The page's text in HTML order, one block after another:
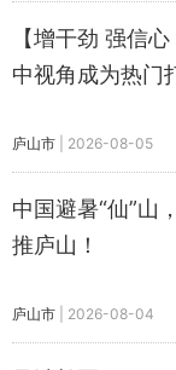
【增干劲 强信
中视角成为热门
庐山市 2026-08-05
中国避暑“仙”
推庐山！
庐山市 2026-08-04